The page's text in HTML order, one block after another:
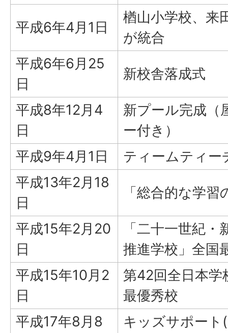
平成6年4月1日
楢山小学校、来
が統合
平成6年6月25
日
新校舎落成式
平成8年12月4
日
新プール完成（
ー付き）
平成9年4月1日
ティームティー
平成13年2月18
日
「総合的な学
平成15年2月20
日
「二十一世紀
推進学校」全国
平成15年10月2
日
第42回全日本学
最優秀校
平成17年8月8
キッズサポート